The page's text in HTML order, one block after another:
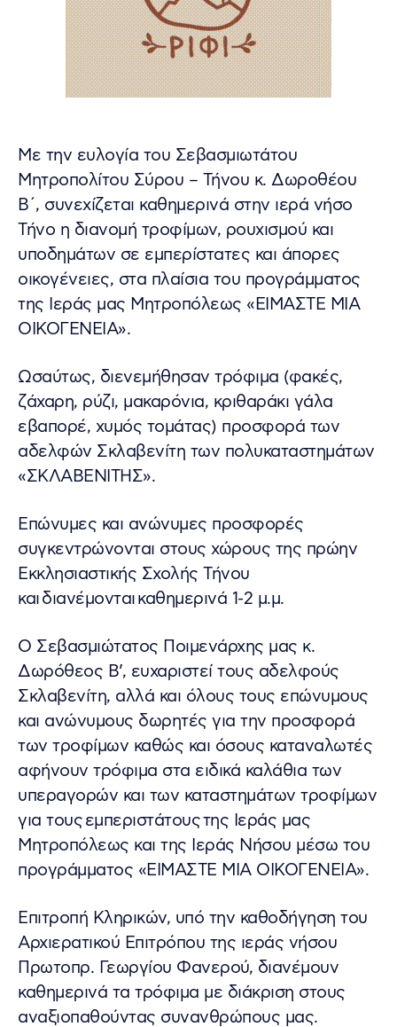
Με την ευλογία του Σεβασμιωτάτου
Μητροπολίτου Σύρου – Τήνου κ. Δωροθέου
Β΄, συνεχίζεται καθημερινά στην ιερά νήσο
Τήνο η διανομή τροφίμων, ρουχισμού και
υποδημάτων σε εμπερίστατες και άπορες
οικογένειες, στα πλαίσια του προγράμματος
της Ιεράς μας Μητροπόλεως «ΕΙΜΑΣΤΕ ΜΙΑ
ΟΙΚΟΓΕΝΕΙΑ».
Ωσαύτως, διενεμήθησαν τρόφιμα (φακές,
ζάχαρη, ρύζι, μακαρόνια, κριθαράκι γάλα
εβαπορέ, χυμός τομάτας) προσφορά των
αδελφών Σκλαβενίτη των πολυκαταστημάτων
«ΣΚΛΑΒΕΝΙΤΗΣ».
Επώνυμες και ανώνυμες προσφορές
συγκεντρώνονται στους χώρους της πρώην
Εκκλησιαστικής Σχολής Τήνου
και διανέμονται καθημερινά 1-2 μ.μ.
Ο Σεβασμιώτατος Ποιμενάρχης μας κ.
Δωρόθεος Β’, ευχαριστεί τους αδελφούς
Σκλαβενίτη, αλλά και όλους τους επώνυμους
και ανώνυμους δωρητές για την προσφορά
των τροφίμων καθώς και όσους καταναλωτές
αφήνουν τρόφιμα στα ειδικά καλάθια των
υπεραγορών και των καταστημάτων τροφίμων
για τους εμπεριστάτους της Ιεράς μας
Μητροπόλεως και της Ιεράς Νήσου μέσω του
προγράμματος «ΕΙΜΑΣΤΕ ΜΙΑ ΟΙΚΟΓΕΝΕΙΑ».
Επιτροπή Κληρικών, υπό την καθοδήγηση του
Αρχιερατικού Επιτρόπου της ιεράς νήσου
Πρωτοπρ. Γεωργίου Φανερού, διανέμουν
καθημερινά τα τρόφιμα με διάκριση στους
αναξιοπαθούντας συνανθρώπους μας.